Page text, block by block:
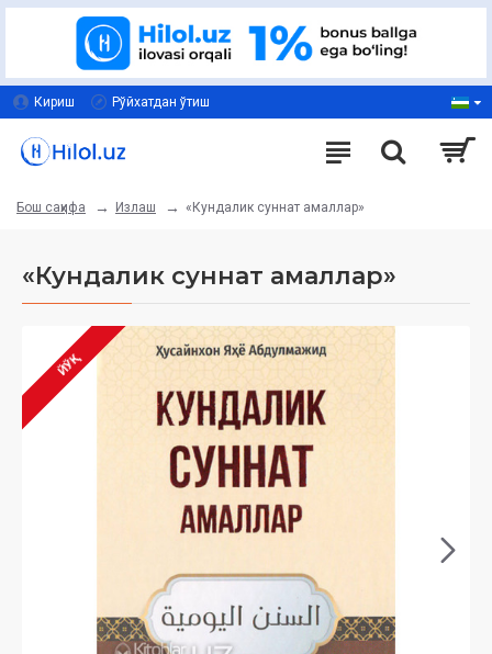
Кириш Рўйхатдан ўтиш
Бош саҳифа Излаш «Кундалик суннат амаллар»
«Кундалик суннат амаллар»
ЙЎҚ